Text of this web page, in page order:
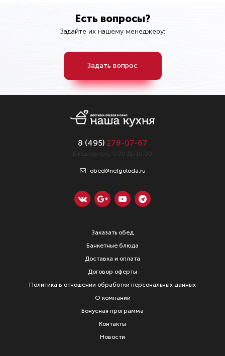
Есть вопросы?
Задайте их нашему менеджеру:
Задать вопрос
8 (495) 278-07-67
Ежедневно С 9:00 До 19:00
obed@netgoloda.ru
Заказать обед
Банкетные блюда
Доставка и оплата
Договор оферты
Политика в отношении обработки персональных данных
О компании
Бонусная программа
Контакты
Новости